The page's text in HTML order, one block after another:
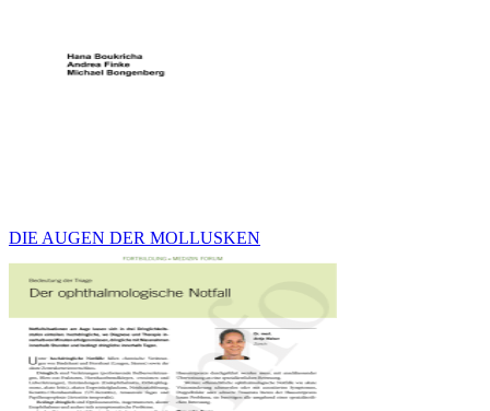
DIE AUGEN DER MOLLUSKEN